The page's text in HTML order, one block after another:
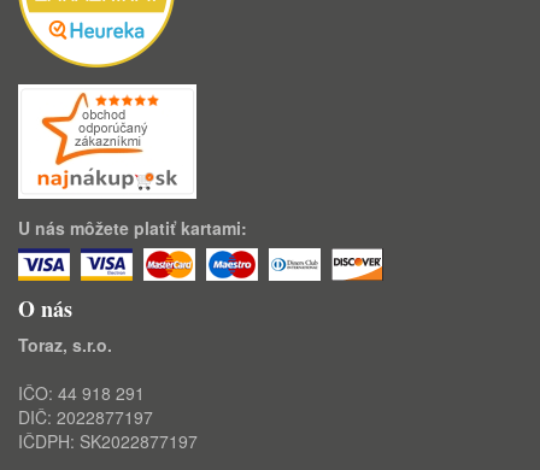
U nás môžete platiť kartami:
O nás
Toraz, s.r.o.
IČO: 44 918 291
DIČ: 2022877197
IČDPH: SK2022877197